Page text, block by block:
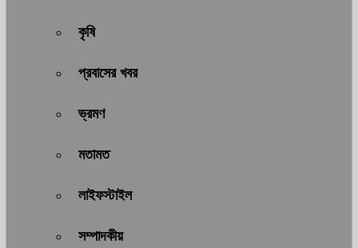
কৃষি
প্রবাসের খবর
ভ্রমণ
মতামত
লাইফস্টাইল
সম্পাদকীয়